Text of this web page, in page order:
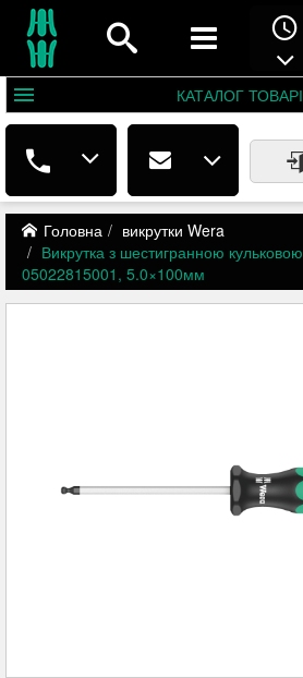
КАТАЛОГ
Головна
викрутки Wera
Викрутка з шестигранною
05022815001, 5.0×100мм